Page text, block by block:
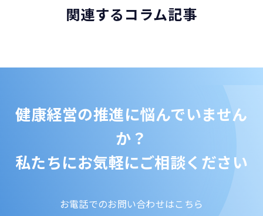
関連するコラム記事
健康経営の推進に悩んでいません
か？
私たちにお気軽にご相談ください
お電話でのお問い合わせはこちら